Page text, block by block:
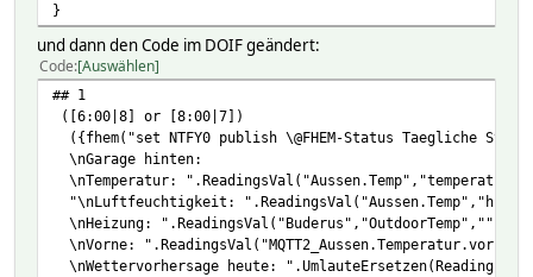
}
und dann den Code im DOIF geändert:
Code Auswählen
## 1
([6:00|8] or [8:00|7])
({fhem("set NTFY0 publish \@FHEM-Status Taegliche
\nGarage hinten:
\nTemperatur:
"\nLuftfeuchtigkeit:
\nHeizung: ".ReadingsVal("Buderus","OutdoorTemp","")."
\nVorne:
\nWettervorhersage heute: